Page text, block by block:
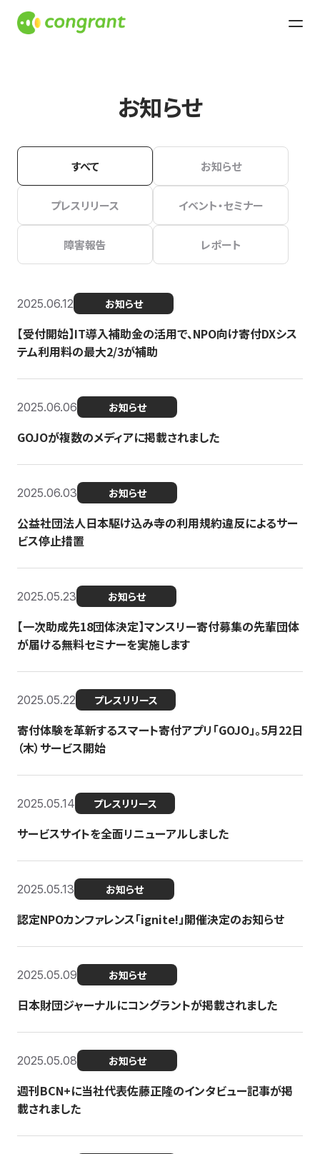
お知らせ
すべて お知らせ
プレスリリース イベント・セミナー
障害報告 レポート
2025.06.12 お知らせ
【受付開始】IT導入補助金の活用で、NPO向け寄付DXシス
テム利用料の最大2/3が補助
2025.06.06 お知らせ
GOJOが複数のメディアに掲載されました
2025.06.03 お知らせ
公益社団法人日本駆け込み寺の利用規約違反によるサー
ビス停止措置
2025.05.23 お知らせ
【一次助成先18団体決定】マンスリー寄付募集の先輩団体
が届ける無料セミナーを実施します
2025.05.22 プレスリリース
寄付体験を革新するスマート寄付アプリ「GOJO」。5月22日
（木）サービス開始
2025.05.14 プレスリリース
サービスサイトを全面リニューアルしました
2025.05.13 お知らせ
認定NPOカンファレンス「ignite!」開催決定のお知らせ
2025.05.09 お知らせ
日本財団ジャーナルにコングラントが掲載されました
2025.05.08 お知らせ
週刊BCN+に当社代表佐藤正隆のインタビュー記事が掲
載されました